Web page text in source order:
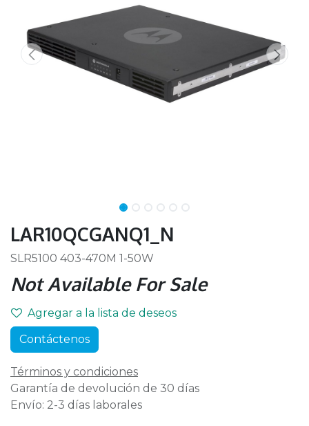
LAR10QCGANQ1_N
SLR5100 403-470M 1-50W
Not Available For Sale
Agregar a la lista de deseos
Contáctenos
Términos y condiciones
Garantía de devolución de 30 días
Envío: 2-3 días laborales